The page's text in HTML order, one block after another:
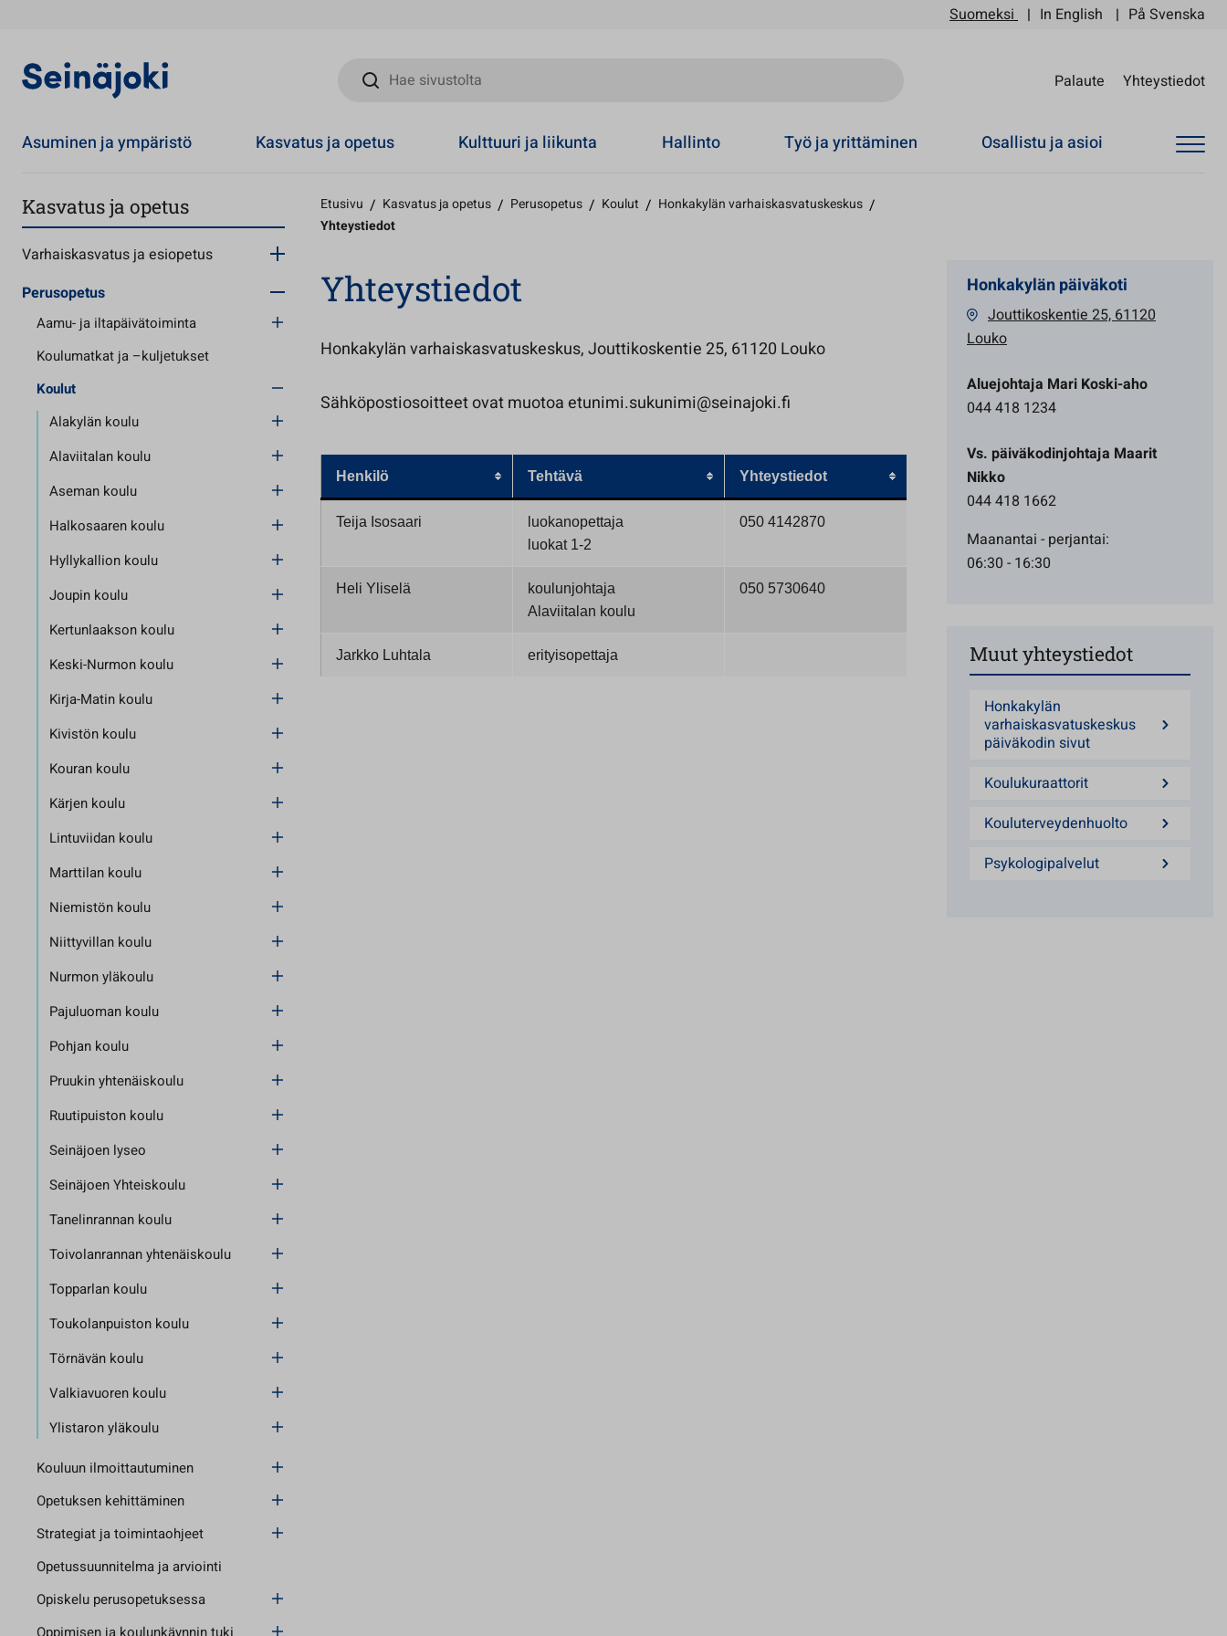
Suomeksi In English På Svenska
Hae sivustolta
Palaute Yhteystiedot
Asuminen ja ympäristö Kasvatus ja opetus Kulttuuri ja liikunta Hallinto Työ ja yrittäminen Osallistu ja asioi
Kasvatus ja opetus
Varhaiskasvatus ja esiopetus
Perusopetus
Aamu- ja iltapäivätoiminta
Koulumatkat ja –kuljetukset
Koulut
Alakylän koulu
Alaviitalan koulu
Aseman koulu
Halkosaaren koulu
Hyllykallion koulu
Joupin koulu
Kertunlaakson koulu
Keski-Nurmon koulu
Kirja-Matin koulu
Kivistön koulu
Kouran koulu
Kärjen koulu
Lintuviidan koulu
Marttilan koulu
Niemistön koulu
Niittyvillan koulu
Nurmon yläkoulu
Pajuluoman koulu
Pohjan koulu
Pruukin yhtenäiskoulu
Ruutipuiston koulu
Seinäjoen lyseo
Seinäjoen Yhteiskoulu
Tanelinrannan koulu
Toivolanrannan yhtenäiskoulu
Topparlan koulu
Toukolanpuiston koulu
Törnävän koulu
Valkiavuoren koulu
Ylistaron yläkoulu
Kouluun ilmoittautuminen
Opetuksen kehittäminen
Strategiat ja toimintaohjeet
Opetussuunnitelma ja arviointi
Opiskelu perusopetuksessa
Etusivu / Kasvatus ja opetus / Perusopetus / Koulut / Honkakylän varhaiskasvatuskeskus /
Yhteystiedot
Yhteystiedot
Honkakylän varhaiskasvatuskeskus, Jouttikoskentie 25, 61120 Louko
Sähköpostiosoitteet ovat muotoa etunimi.sukunimi@seinajoki.fi
Henkilö Tehtävä Yhteystiedot
Teija Isosaari
luokanopettaja
luokat 1-2
050 4142870
Heli Yliselä
koulunjohtaja
Alaviitalan koulu
050 5730640
Jarkko Luhtala erityisopettaja
Honkakylän päiväkoti
Jouttikoskentie 25, 61120
Louko
Aluejohtaja Mari Koski-aho
044 418 1234
Vs. päiväkodinjohtaja Maarit
Nikko
044 418 1662
Maanantai - perjantai:
06:30 - 16:30
Muut yhteystiedot
Honkakylän
varhaiskasvatuskeskus
päiväkodin sivut
Koulukuraattorit
Kouluterveydenhuolto
Psykologipalvelut